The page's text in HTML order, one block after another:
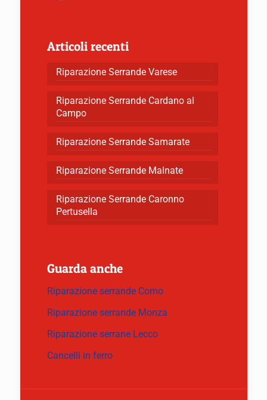
Articoli recenti
Riparazione Serrande Varese
Riparazione Serrande Cardano al
Campo
Riparazione Serrande Samarate
Riparazione Serrande Malnate
Riparazione Serrande Caronno
Pertusella
Guarda anche
Riparazione serrande Como
Riparazione serrande Monza
Riparazione serrane Lecco
Cancelli in ferro